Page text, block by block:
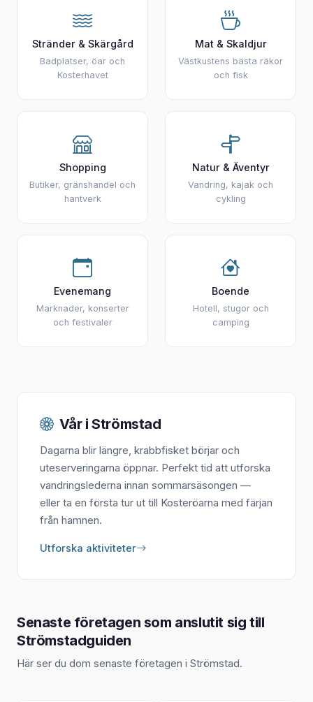
Stränder & Skärgård
Badplatser, öar och
Kosterhavet
Mat & Skaldjur
Västkustens bästa räkor
och fisk
Shopping
Butiker, gränshandel och
hantverk
Natur & Äventyr
Vandring, kajak och
cykling
Evenemang
Marknader, konserter
och festivaler
Boende
Hotell, stugor och
camping
Vår i Strömstad
Dagarna blir längre, krabbfisket börjar och
uteserveringarna öppnar. Perfekt tid att utforska
vandringslederna innan sommarsäsongen —
eller ta en första tur ut till Kosteröarna med färjan
från hamnen.
Utforska aktiviteter
Senaste företagen som anslutit sig till
Strömstadguiden
Här ser du dom senaste företagen i Strömstad.